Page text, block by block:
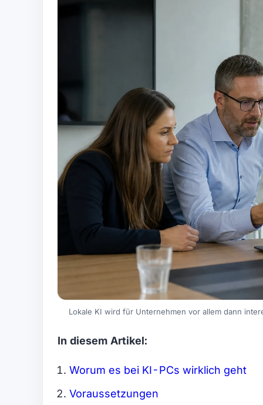
Lokale KI wird für Unternehmen vor allem dann
In diesem Artikel:
Worum es bei KI-PCs wirklich geht
Voraussetzungen